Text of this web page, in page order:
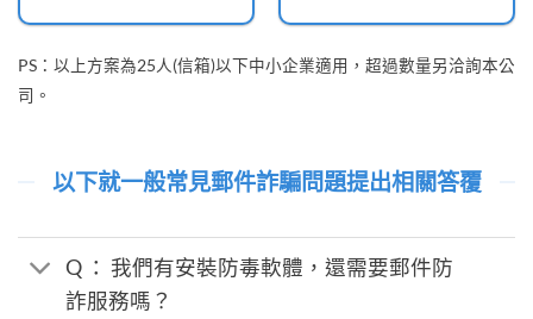
PS：以上方案為25人(信箱)以下中小企業適用，超過數量另洽詢本公
司。
以下就一般常見郵件詐騙問題提出相關答覆
Q ： 我們有安裝防毒軟體，還需要郵件防
詐服務嗎？